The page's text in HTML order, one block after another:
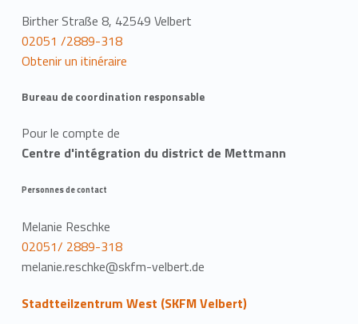
Birther Straße 8, 42549 Velbert
02051 /2889-318
Obtenir un itinéraire
Bureau de coordination responsable
Pour le compte de
Centre d'intégration du district de Mettmann
Personnes de contact
Melanie Reschke
02051/ 2889-318
melanie.reschke@skfm-velbert.de
Stadtteilzentrum West (SKFM Velbert)